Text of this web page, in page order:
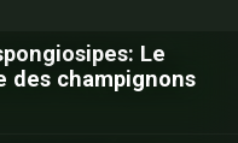
Le
des champignons